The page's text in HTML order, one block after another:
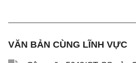
VĂN BẢN CÙNG LĨNH VỰC